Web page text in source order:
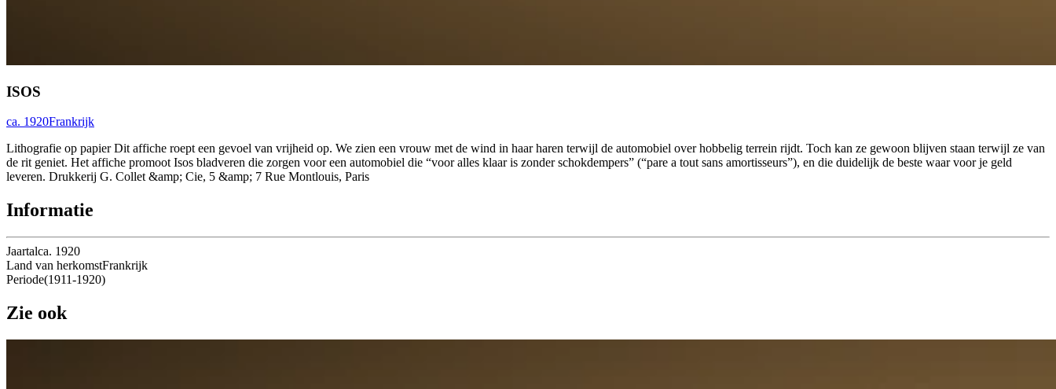
ISOS
ca. 1920Frankrijk
Lithografie op papier Dit affiche roept een gevoel van vrijheid op. We zien een vrouw met de wind in haar haren terwijl de automobiel over hobbelig terrein rijdt. Toch kan ze gewoon blijven staan terwijl ze van
de rit geniet. Het affiche promoot Isos bladveren die zorgen voor een automobiel die “voor alles klaar is zonder schokdempers” (“pare a tout sans amortisseurs”), en die duidelijk de beste waar voor je geld
leveren. Drukkerij G. Collet &amp; Cie, 5 &amp; 7 Rue Montlouis, Paris
Informatie
Jaartalca. 1920
Land van herkomstFrankrijk
Periode(1911-1920)
Zie ook